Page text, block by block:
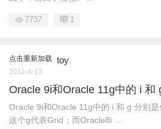
7737 1
点击重新加载 toy
2011-4-12
Oracle 9i和Oracle 11g中的 i 和
Oracle 9i和Oracle 11g中的 i 和 g 分别是
这个g代表Grid；而Oracle8i ...